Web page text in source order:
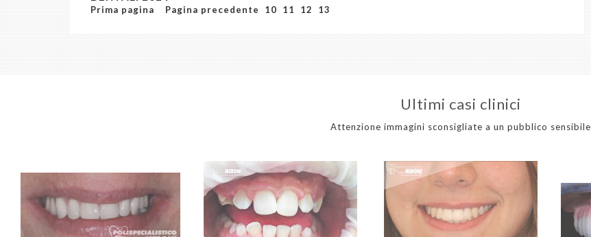
Prima pagina Pagina precedente 10 11 12 13
Ultimi casi clinici
Attenzione immagini sconsigliate a un pubblico sensibile